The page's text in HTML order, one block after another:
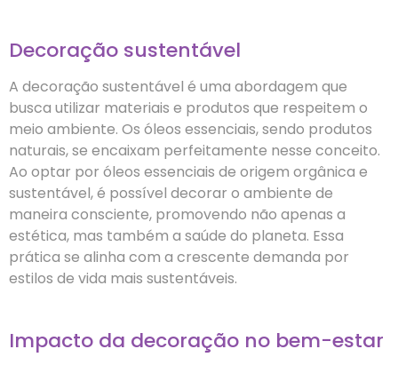
Decoração sustentável
A decoração sustentável é uma abordagem que
busca utilizar materiais e produtos que respeitem o
meio ambiente. Os óleos essenciais, sendo produtos
naturais, se encaixam perfeitamente nesse conceito.
Ao optar por óleos essenciais de origem orgânica e
sustentável, é possível decorar o ambiente de
maneira consciente, promovendo não apenas a
estética, mas também a saúde do planeta. Essa
prática se alinha com a crescente demanda por
estilos de vida mais sustentáveis.
Impacto da decoração no bem-estar